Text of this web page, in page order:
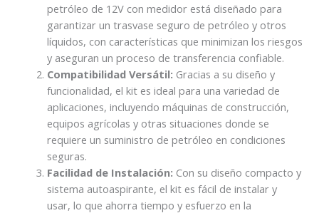
petróleo de 12V con medidor está diseñado para
garantizar un trasvase seguro de petróleo y otros
líquidos, con características que minimizan los riesgos
y aseguran un proceso de transferencia confiable.
Compatibilidad Versátil: Gracias a su diseño y
funcionalidad, el kit es ideal para una variedad de
aplicaciones, incluyendo máquinas de construcción,
equipos agrícolas y otras situaciones donde se
requiere un suministro de petróleo en condiciones
seguras.
Facilidad de Instalación: Con su diseño compacto y
sistema autoaspirante, el kit es fácil de instalar y
usar, lo que ahorra tiempo y esfuerzo en la